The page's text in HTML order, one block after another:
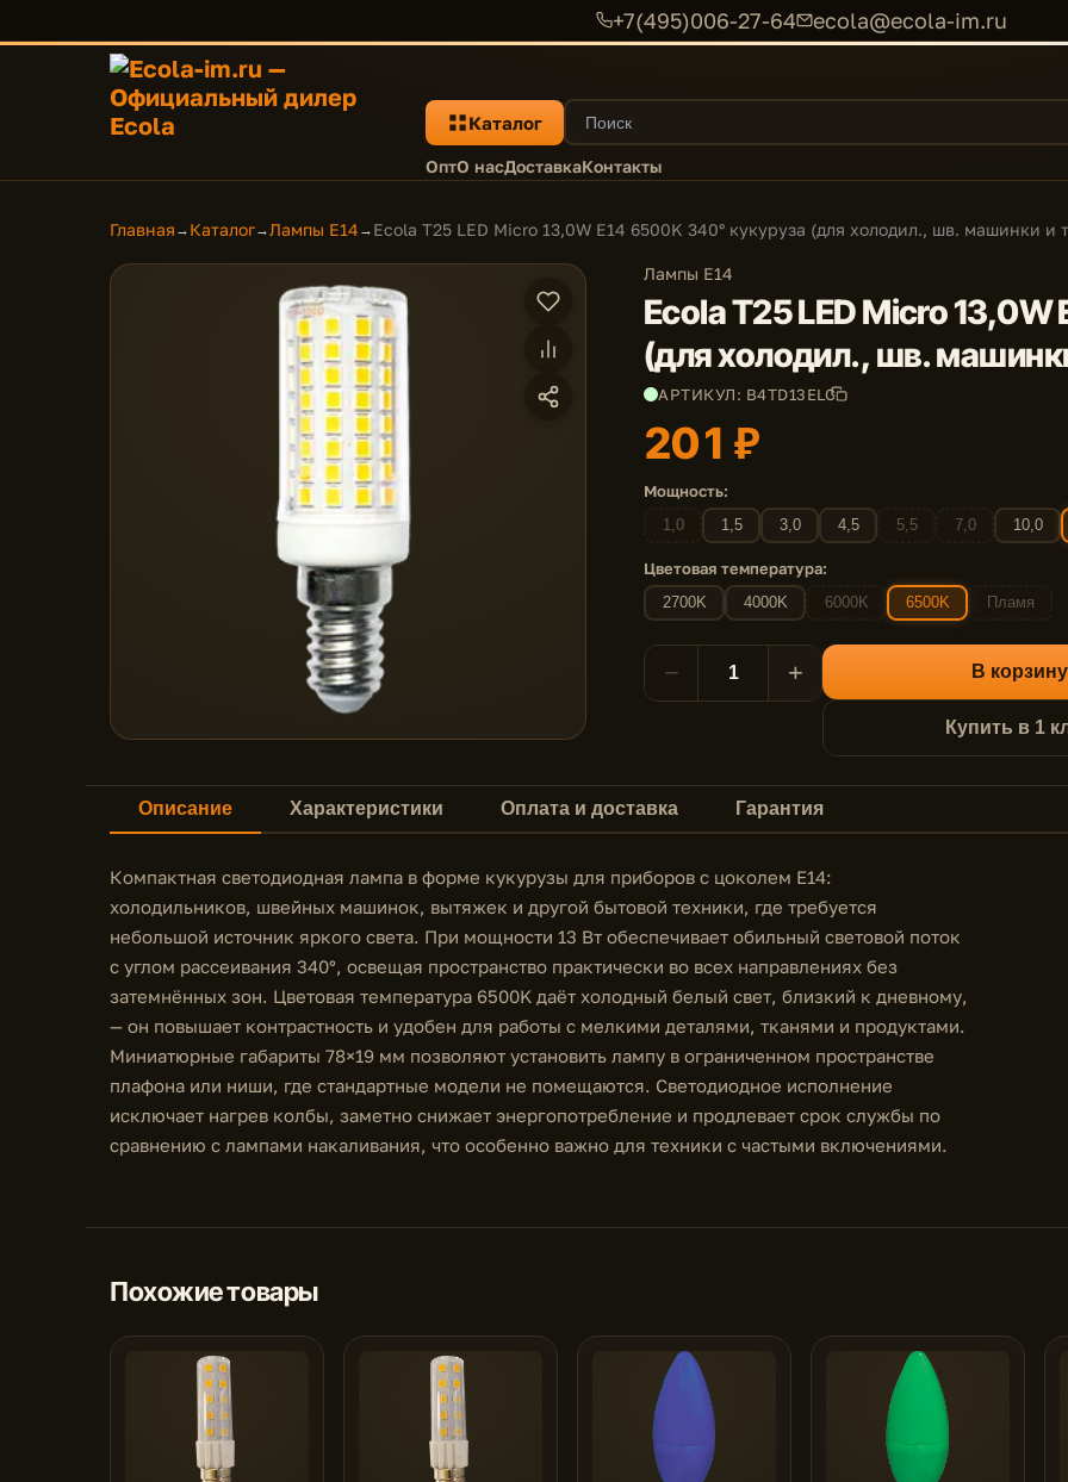
+7(495)006-27-64 ecola@ecola-im.ru
Каталог
ОптО насДоставкаКонтакты
Главная → Каталог→Лампы E14 → Ecola T25 LED Micro 13,0W E14 6500K 340° кукуруза (для холодил., шв. машинки и
Лампы E14
Ecola T25 LED Micro
(для холодил., шв.
АРТИКУЛ: B4TD13ELC
201 ₽
Мощность:
1,0 1,5 3,0 4,5 5,5 7,0 10,0
Цветовая температура:
2700K 4000K 6000K 6500K Пламя
− + В корзину
Купить в 1
Описание Характеристики Оплата и доставка Гарантия
Компактная светодиодная лампа в форме кукурузы для приборов с цоколем E14:
холодильников, швейных машинок, вытяжек и другой бытовой техники, где требуется
небольшой источник яркого света. При мощности 13 Вт обеспечивает обильный световой поток
с углом рассеивания 340°, освещая пространство практически во всех направлениях без
затемнённых зон. Цветовая температура 6500K даёт холодный белый свет, близкий к дневному,
— он повышает контрастность и удобен для работы с мелкими деталями, тканями и продуктами.
Миниатюрные габариты 78×19 мм позволяют установить лампу в ограниченном пространстве
плафона или ниши, где стандартные модели не помещаются. Светодиодное исполнение
исключает нагрев колбы, заметно снижает энергопотребление и продлевает срок службы по
сравнению с лампами накаливания, что особенно важно для техники с частыми включениями.
Похожие товары